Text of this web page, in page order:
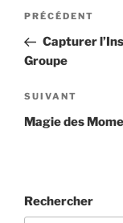
Navigation
l’article
Article
précédent
PRÉCÉDENT
Capturer
Groupe
Article
suivant
SUIVANT
Magie des
Rechercher